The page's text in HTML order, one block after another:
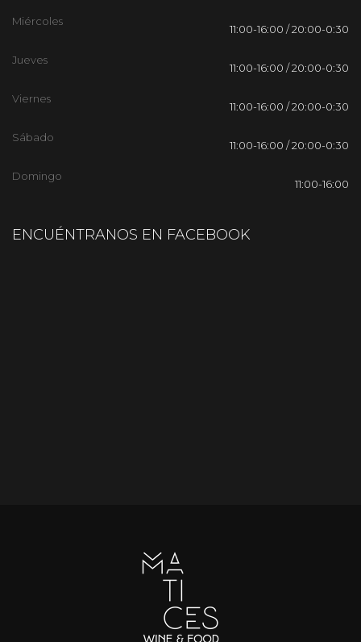
Miércoles
11:00-16:00 / 20:00-0:30
Jueves
11:00-16:00 / 20:00-0:30
Viernes
11:00-16:00 / 20:00-0:30
Sábado
11:00-16:00 / 20:00-0:30
Domingo
11:00-16:00
ENCUÉNTRANOS EN FACEBOOK